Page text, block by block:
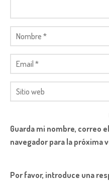
Guarda mi nombre, correo
navegador para la próxima
Por favor, introduce una